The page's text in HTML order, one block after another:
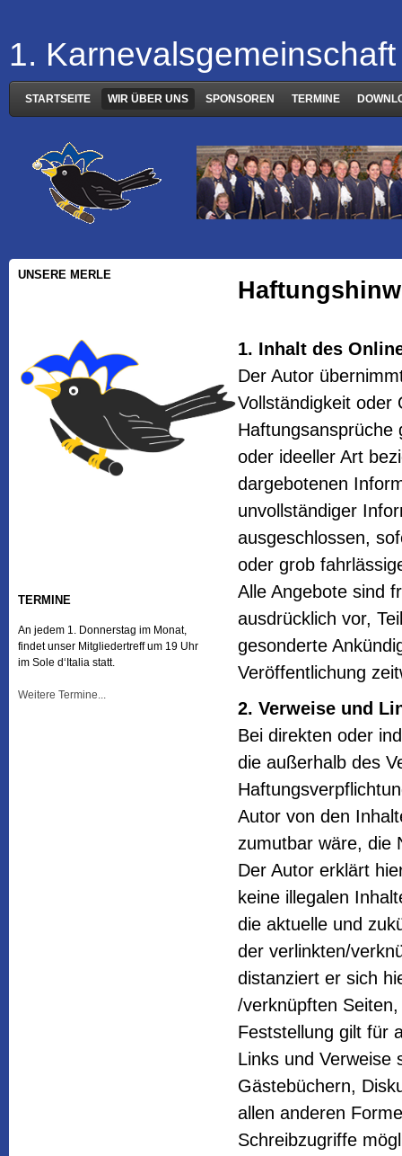
1.
STARTSEITE WIR ÜBER UNS SPONSOREN TERMINE
1. Inhalt des
Der Autor
Vollständigkeit oder
Haftungsansprüche
oder ideeller Art
dargebotenen
unvollständiger
ausgeschlossen,
oder grob
Alle Angebote sind
ausdrücklich vor,
gesonderte
Veröffentlichung
2. Verweise und
Bei direkten oder
die außerhalb des
Autor von den
zumutbar wäre, die
Der Autor erklärt
keine illegalen
die aktuelle und
der verlinkten/
distanziert er sich
/verknüpften
Feststellung gilt für
Links und Verweise
Gästebüchern,
allen anderen
Schreibzugriffe
UNSERE MERLE
TERMINE
An jedem 1. Donnerstag im Monat,
findet unser Mitgliedertreff um 19 Uhr
im Sole d‘Italia statt.
Weitere Termine...